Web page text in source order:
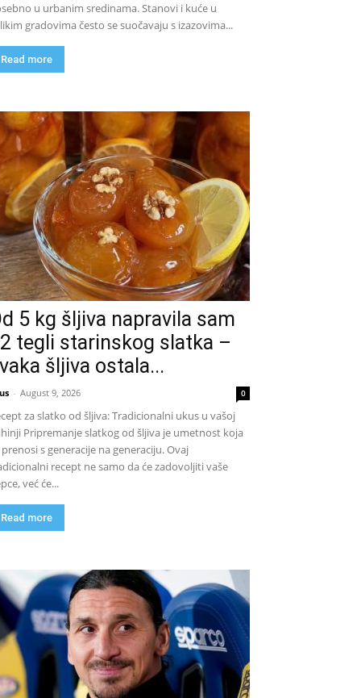
u urbanim sredinama. Stanovi i kuće u
gradovima često se suočavaju s izazovima...
Read more
5 kg šljiva napravila sam
tegli starinskog slatka –
šljiva ostala...
- August 9, 2026 0
za slatko od šljiva: Tradicionalni ukus u vašoj
Pripremanje slatkog od šljiva je umetnost koja
prenosi s generacije na generaciju. Ovaj
recept ne samo da će zadovoljiti vaše
već će...
Read more